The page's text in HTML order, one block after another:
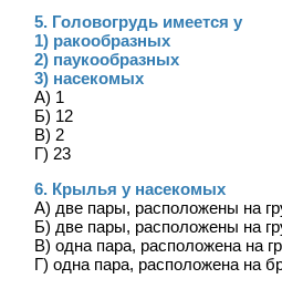
5. Головогрудь имеется у
1) ракообразных
2) паукообразных
3) насекомых
А) 1
Б) 12
В) 2
Г) 23
6. Крылья у насекомых
А) две пары, расположены на
Б) две пары, расположены на
В) одна пара, расположена на
Г) одна пара, расположена на